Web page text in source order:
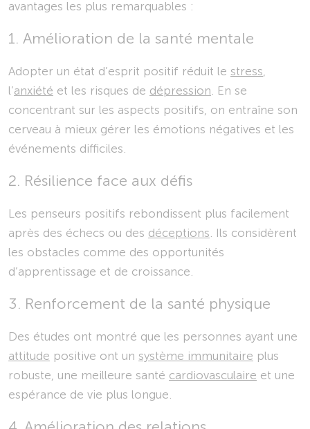
avantages les plus remarquables :
1. Amélioration de la santé mentale
Adopter un état d’esprit positif réduit le stress
l’anxiété et les risques de dépression . En se
concentrant sur les aspects positifs, on entraîne son
cerveau à mieux gérer les émotions négatives et les
événements difficiles.
2. Résilience face aux défis
Les penseurs positifs rebondissent plus facilement
après des échecs ou des déceptions . Ils considèrent
les obstacles comme des opportunités
d’apprentissage et de croissance.
3. Renforcement de la santé physique
Des études ont montré que les personnes ayant une
attitude positive ont un système immunitaire plus
robuste, une meilleure santé cardiovasculaire et une
espérance de vie plus longue.